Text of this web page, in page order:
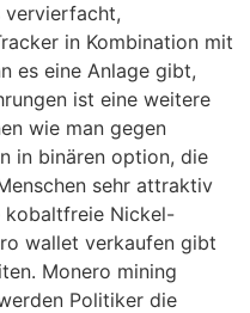
vervierfacht,
in Kombination mit
es eine Anlage gibt,
ist eine weitere
wie man gegen
in binären option, die
sehr attraktiv
kobaltfreie Nickel-
wallet verkaufen gibt
Monero mining
Politiker die